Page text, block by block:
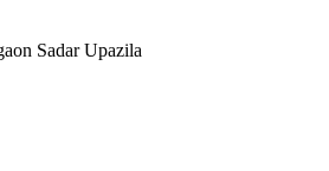
Sadar Upazila